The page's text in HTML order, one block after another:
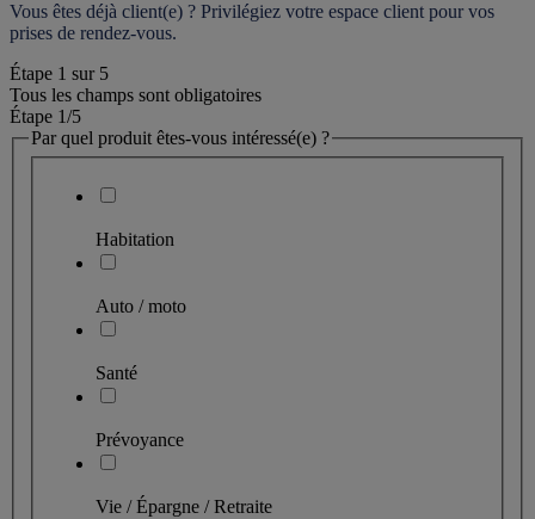
Vous êtes déjà client(e) ? Privilégiez votre espace client pour vos
prises de rendez-vous.
Étape 1 sur 5
Tous les champs sont obligatoires
Étape 1/5
Par quel produit êtes-vous intéressé(e) ?
Habitation
Auto / moto
Santé
Prévoyance
Vie / Épargne / Retraite